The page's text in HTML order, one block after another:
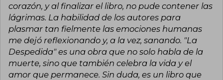
corazón, y al finalizar el libro, no pude contener las
lágrimas. La habilidad de los autores para
plasmar tan fielmente las emociones humanas
me dejó reflexionando y, a la vez, sanando. "La
Despedida" es una obra que no solo habla de la
muerte, sino que también celebra la vida y el
amor que permanece. Sin duda, es un libro que